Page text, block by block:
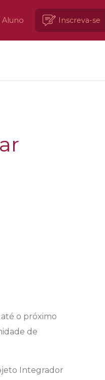
Aluno Inscreva-se
o próximo
de
Integrador